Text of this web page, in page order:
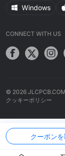
Windows
CONNECT WITH US
© 2026
クッキーポリシー
皆様の体験をよ
ます
当サイトでは、ウ
で、当社のクッキ
定はいつでも変更
クーポン